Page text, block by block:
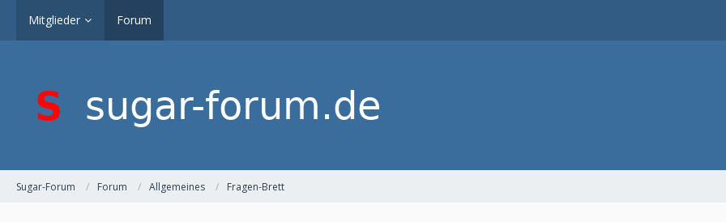
Mitglieder Forum
Sugar-Forum Forum Allgemeines Fragen-Brett